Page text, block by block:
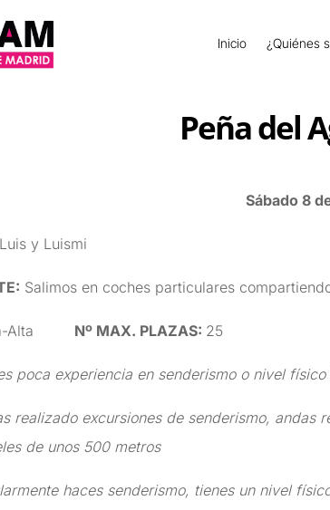
Inicio ¿Quiénes
Peña del
Sábado 8
y Luismi
: Salimos en coches particulares
Alta Nº MAX. PLAZAS: 25
poca experiencia en senderismo o nivel físico
realizado excursiones de senderismo, andas
de unos 500 metros
haces senderismo, tienes un nivel